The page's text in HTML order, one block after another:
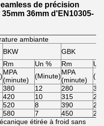
de précision
36mm d'EN10305-
ambiante
BKW GBK
Rm Un % Rm
Un
MPA
(minute)
(Minute)MPA
(minute)
380 12 280
30
420 10 315
25
520 8 390
21
580 7 450
22
étirée à froid sans